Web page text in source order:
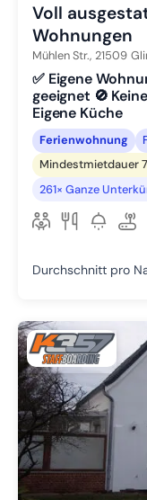
Voll
Wohnungen
Mühlen Str., 21509
✅ Eigene
geeignet 🚫
Eigene Küche
Ferienwohnung
Mindestmietdauer
261× Ganze
Durchschnitt pro